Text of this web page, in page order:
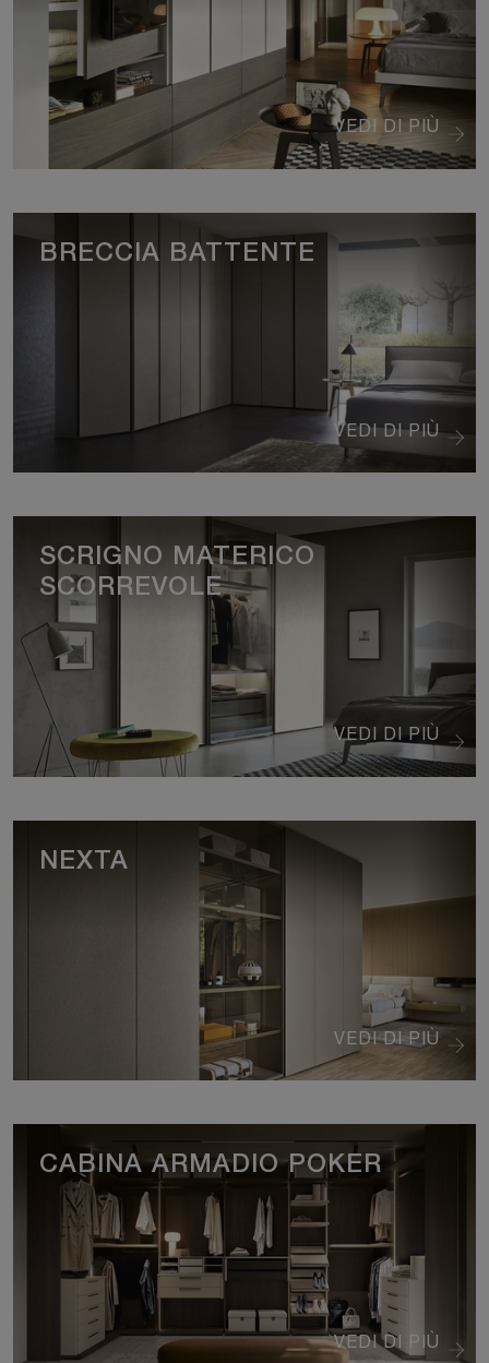
VEDI DI PIÙ
VEDI DI PIÙ
BRECCIA BATTENTE
VEDI DI PIÙ
SCRIGNO MATERICO
SCORREVOLE
VEDI DI PIÙ
NEXTA
VEDI DI PIÙ
CABINA ARMADIO POKER